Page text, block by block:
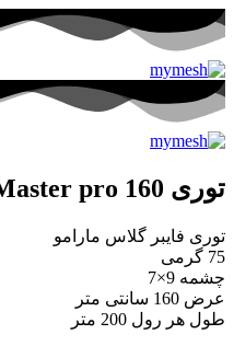
توری Master pro 160
توری فایبر گلاس مارامو
75 گرمی
چشمه 9×7
عرض 160 سانتی متر
طول هر رول 200 متر